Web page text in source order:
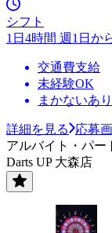
シフト
1日4時間 週1日か
交通費支給
未経験OK
まかないあり
詳細を見る
応募
アルバイト・パー
Darts UP 大森店